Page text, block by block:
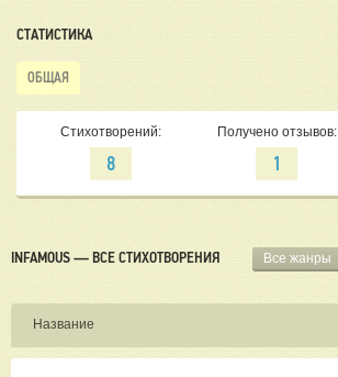
СТАТИСТИКА
ОБЩАЯ
Стихотворений:
8
Получено отзывов:
1
INFAMOUS — ВСЕ СТИХОТВОРЕНИЯ Все жанры
Название